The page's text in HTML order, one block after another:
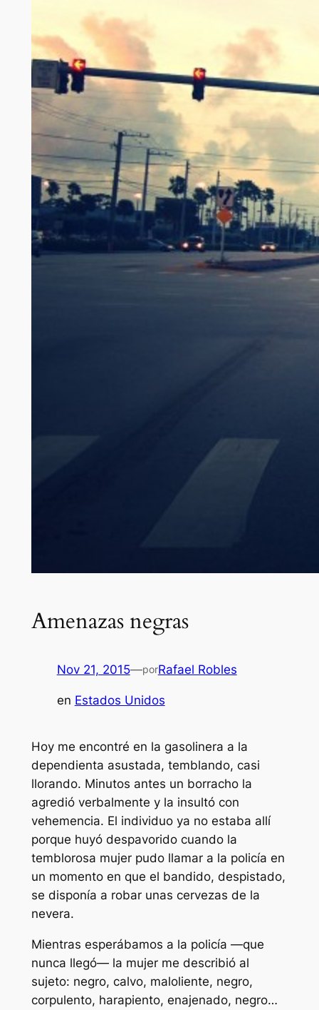
Amenazas negras
Nov 21, 2015—porRafael Robles
en Estados Unidos
Hoy me encontré en la gasolinera a la
dependienta asustada, temblando, casi
llorando. Minutos antes un borracho la
agredió verbalmente y la insultó con
vehemencia. El individuo ya no estaba allí
porque huyó despavorido cuando la
temblorosa mujer pudo llamar a la policía en
un momento en que el bandido, despistado,
se disponía a robar unas cervezas de la
nevera.
Mientras esperábamos a la policía —que
nunca llegó— la mujer me describió al
sujeto: negro, calvo, maloliente, negro,
corpulento, harapiento, enajenado, negro…